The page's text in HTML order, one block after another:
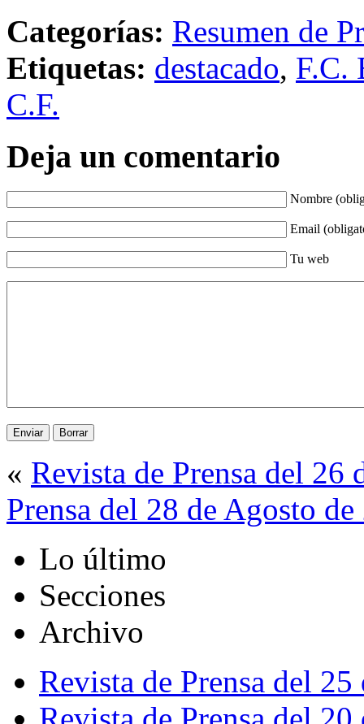
Categorías: Resumen de
Etiquetas: destacado, F.C.
C.F.
Deja un comentario
Nombre
Email
Tu web
« Revista de Prensa del 26
Prensa del 28 de Agosto
Lo último
Secciones
Archivo
Revista de Prensa del